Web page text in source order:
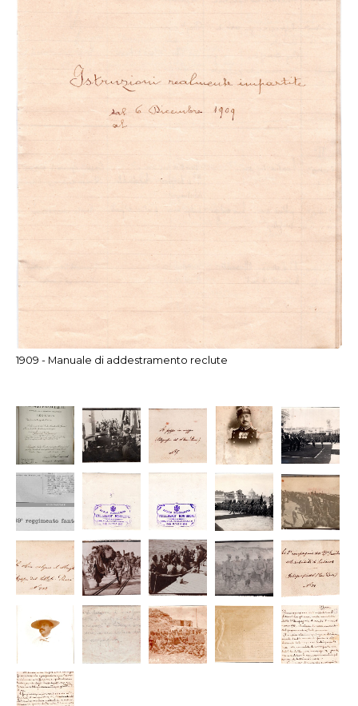
1909 - Manuale di addestramento reclute